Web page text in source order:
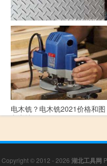
花纹板？花纹板2021价格和图
文详情
电木铣？电木铣2021价格和图
文详情
Copyright © 2012 - 2026 湖北工具网